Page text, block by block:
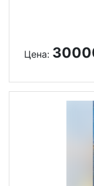
Цена: